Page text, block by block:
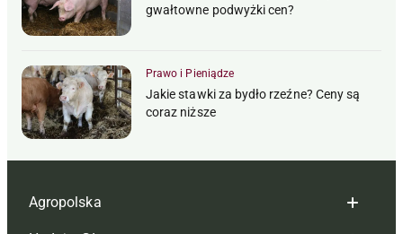
gwałtowne podwyżki cen?
Prawo i Pieniądze
Jakie stawki za bydło rzeźne? Ceny są
coraz niższe
Agropolska